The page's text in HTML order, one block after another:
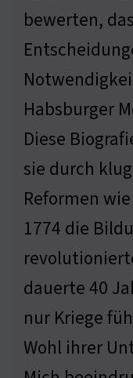
bewerten,
Habsburger
Diese
sie durch
Reformen
1774 die
dauerte 40
nur Kriege
Wohl ihrer